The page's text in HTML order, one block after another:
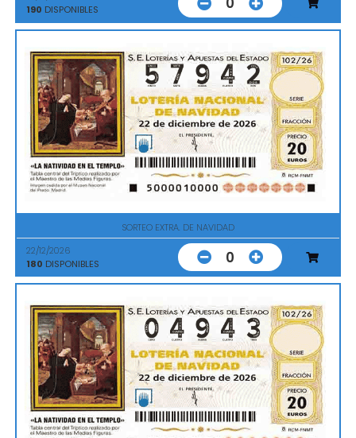
190 DISPONIBLES
SORTEO EXTRA. DE NAVIDAD
22/12/2026
180 DISPONIBLES 0